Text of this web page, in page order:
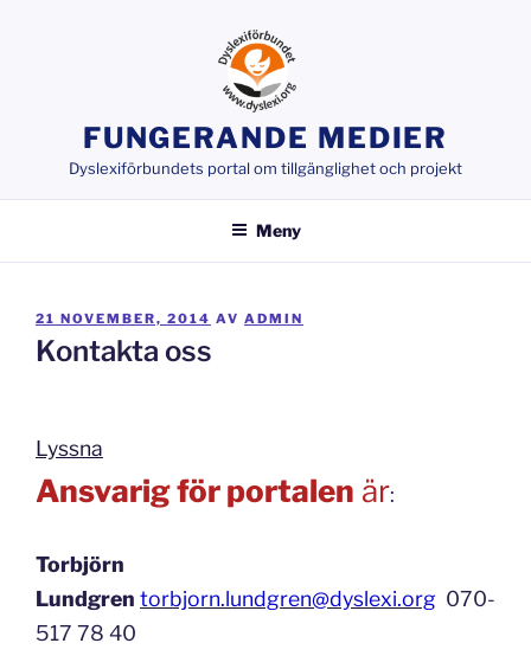
FUNGERANDE MEDIER
Dyslexiförbundets portal om tillgänglighet och projekt
Meny
PUBLICERAT
21 NOVEMBER, 2014 AV ADMIN
Kontakta oss
Lyssna
Ansvarig för portalen är:
Torbjörn
Lundgren torbjorn.lundgren@dyslexi.org 070-
517 78 40